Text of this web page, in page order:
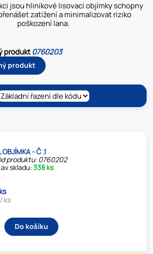
jsou hliníkové lisovací objímky schopny
zatížení a minimalizovat riziko
poškození lana.
produkt0760203
produkt
OBJÍMKA - Č .1
produktu: 0760202
skladu:338 ks
ks
Do košíku